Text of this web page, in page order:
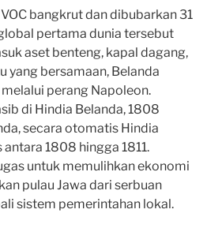
bangkrut dan dibubarkan 31
pertama dunia tersebut
aset benteng, kapal dagang,
yang bersamaan, Belanda
perang Napoleon.
di Hindia Belanda, 1808
secara otomatis Hindia
1808 hingga 1811.
untuk memulihkan ekonomi
pulau Jawa dari serbuan
sistem pemerintahan lokal.